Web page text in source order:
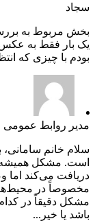
سجاد
بخش مربوط به
یک بار فقط به
بودم با چیزی که
مدیر روابط عمومی
سلام خانم سامانی،
است. مشکل همیشه
دریافت می‌کند اما
مخصوصاً در
مشکل دقیقاً در
باشد یا خیر...